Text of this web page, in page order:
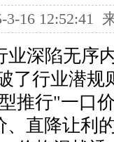
3-16 12:52:41
深陷无序
了行业潜规
推行"一口
、直降让利